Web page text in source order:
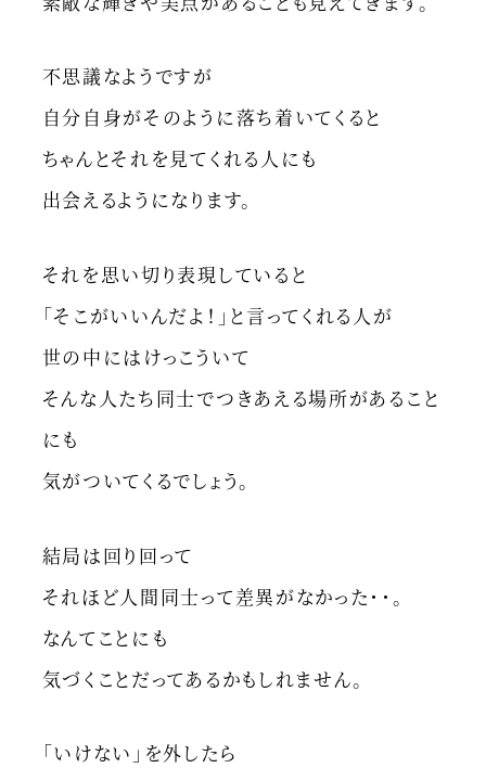
不思議なようですが
自分自身がそのように落ち着いてくると
ちゃんとそれを見てくれる人にも
出会えるようになります。
それを思い切り表現していると
「そこがいいんだよ！」と言ってくれる人が
世の中にはけっこういて
そんな人たち同士でつきあえる場所があること
にも
気がついてくるでしょう。
結局は回り回って
それほど人間同士って差異がなかった・・。
なんてことにも
気づくことだってあるかもしれません。
「いけない」を外したら